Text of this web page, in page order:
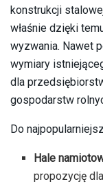
konstrukcji
właśnie dzięki
wyzwania. Nawet
wymiary
dla
gospodarstw
Do
Hale
propozycję